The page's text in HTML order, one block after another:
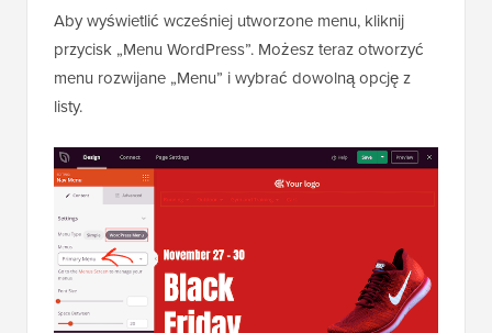
Aby wyświetlić wcześniej utworzone menu, kliknij
przycisk „Menu WordPress”. Możesz teraz otworzyć
menu rozwijane „Menu” i wybrać dowolną opcję z
listy.